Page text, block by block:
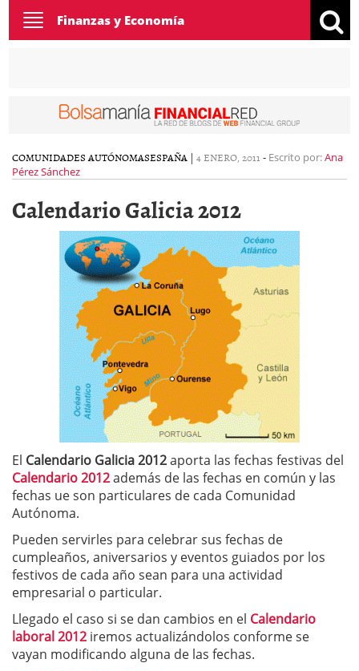
Toggle
navigation
Finanzas y Economía
COMUNIDADES AUTÓNOMASESPAÑA | 4 ENERO, 2011 - Escrito por:Ana
Pérez Sánchez
Calendario Galicia 2012
El Calendario Galicia 2012aporta las fechas festivas del
Calendario 2012además de las fechas en común y las
fechas ue son particulares de cada Comunidad
Autónoma.
Pueden servirles para celebrar sus fechas de
cumpleaños, aniversarios y eventos guiados por los
festivos de cada año sean para una actividad
empresarial o particular.
Llegado el caso si se dan cambios en el Calendario
laboral 2012 iremos actualizándolos conforme se
vayan modificando alguna de las fechas.